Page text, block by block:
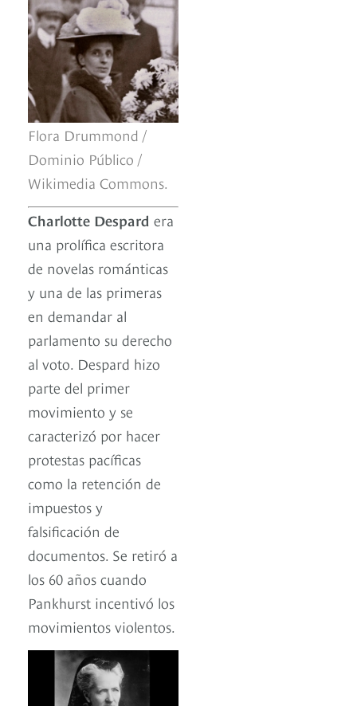
Flora Drummond /
Dominio Público /
Wikimedia Commons.
Charlotte Despard era
una prolífica escritora
de novelas románticas
y una de las primeras
en demandar al
parlamento su derecho
al voto. Despard hizo
parte del primer
movimiento y se
caracterizó por hacer
protestas pacíficas
como la retención de
impuestos y
falsificación de
documentos. Se retiró a
los 60 años cuando
Pankhurst incentivó los
movimientos violentos.